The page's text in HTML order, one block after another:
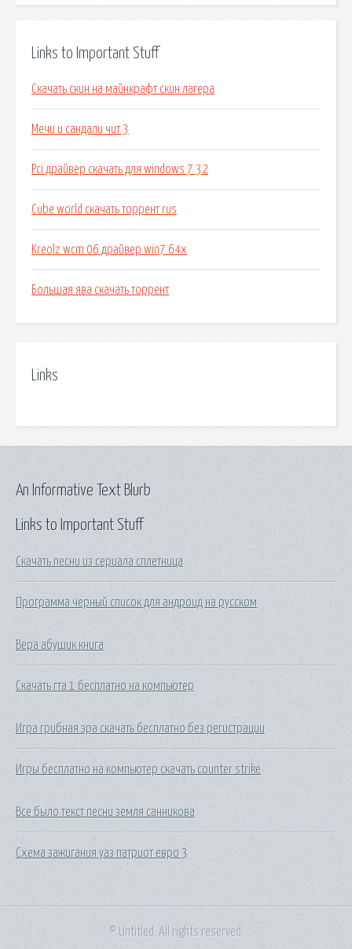
Links to Important Stuff
Скачать скин на майнкрафт скин лагера
Мечи и сандали чит 3
Pci драйвер скачать для windows 7 32
Cube world скачать торрент rus
Kreolz wcm 06 драйвер win7 64x
Большая ява скачать торрент
Links
Links to Important Stuff
Скачать песни из сериала сплетница
Программа черный список для андроид на русском
Вера абушик книга
Скачать гта 1 бесплатно на компьютер
Игра грибная эра скачать бесплатно без регистрации
Игры бесплатно на компьютер скачать counter strike
Все было текст песни земля санникова
Схема зажигания уаз патриот евро 3
An Informative Text Blurb
© Untitled. All rights reserved.